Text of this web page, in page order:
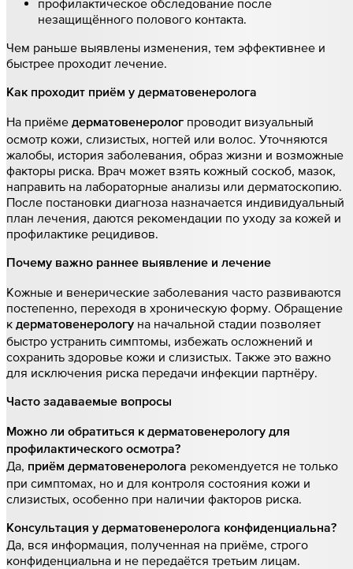
профилактическое обследование после
незащищённого полового контакта.
Чем раньше выявлены изменения, тем эффективнее и
быстрее проходит лечение.
Как проходит приём у дерматовенеролога
На приёме дерматовенеролог проводит визуальный
осмотр кожи, слизистых, ногтей или волос. Уточняются
жалобы, история заболевания, образ жизни и возможные
факторы риска. Врач может взять кожный соскоб, мазок,
направить на лабораторные анализы или дерматоскопию.
После постановки диагноза назначается индивидуальный
план лечения, даются рекомендации по уходу за кожей и
профилактике рецидивов.
Почему важно раннее выявление и лечение
Кожные и венерические заболевания часто развиваются
постепенно, переходя в хроническую форму. Обращение
к дерматовенерологу на начальной стадии позволяет
быстро устранить симптомы, избежать осложнений и
сохранить здоровье кожи и слизистых. Также это важно
для исключения риска передачи инфекции партнёру.
Часто задаваемые вопросы
Можно ли обратиться к дерматовенерологу для
профилактического осмотра?
Да, приём дерматовенеролога рекомендуется не только
при симптомах, но и для контроля состояния кожи и
слизистых, особенно при наличии факторов риска.
Консультация у дерматовенеролога конфиденциальна?
Да, вся информация, полученная на приёме, строго
конфиденциальна и не передаётся третьим лицам.